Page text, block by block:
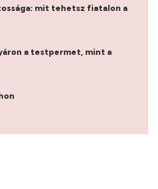
mit tehetsz fiatalon a
a testpermet, mint a